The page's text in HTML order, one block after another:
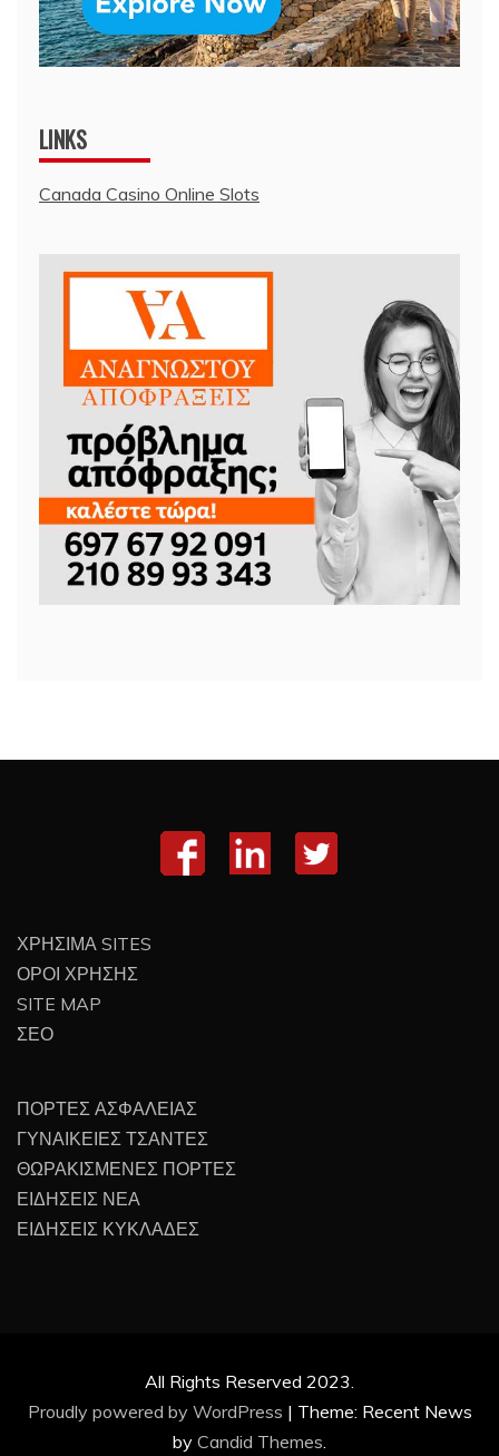
LINKS
Canada Casino Online Slots
ΧΡΗΣΙΜΑ SITES
ΟΡΟΙ ΧΡΗΣΗΣ
SITE MAP
ΣΕΟ
ΠΟΡΤΕΣ ΑΣΦΑΛΕΙΑΣ
ΓΥΝΑΙΚΕΙΕΣ ΤΣΑΝΤΕΣ
ΘΩΡΑΚΙΣΜΕΝΕΣ ΠΟΡΤΕΣ
ΕΙΔΗΣΕΙΣ ΝΕΑ
ΕΙΔΗΣΕΙΣ ΚΥΚΛΑΔΕΣ
All Rights Reserved 2023.
Proudly powered by WordPress | Theme: Recent News
by Candid Themes.